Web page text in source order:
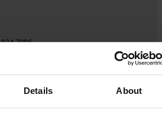
Details About
834.7086
8719446088245